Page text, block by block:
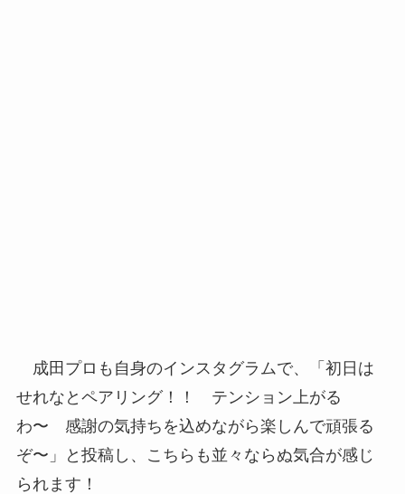
成田プロも自身のインスタグラムで、「初日は
せれなとペアリング！！ テンション上がる
わ〜 感謝の気持ちを込めながら楽しんで頑張る
ぞ〜」と投稿し、こちらも並々ならぬ気合が感じ
られます！